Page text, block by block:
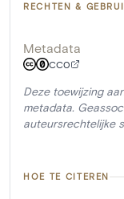
RECHTEN &
Metadata
CC0
Deze toewijzing
metadata.
auteursrechtelijke
HOE TE CITEREN